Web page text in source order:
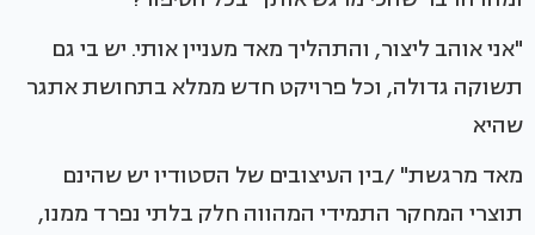
"אני אוהב ליצור, והתהליך מאד מעניין אותי. יש בי גם
תשוקה גדולה, וכל פרויקט חדש ממלא בתחושת אתגר
שהיא
מאד מרגשת" /בין העיצובים של הסטודיו יש שהינם
תוצרי המחקר התמידי המהווה חלק בלתי נפרד ממנו,